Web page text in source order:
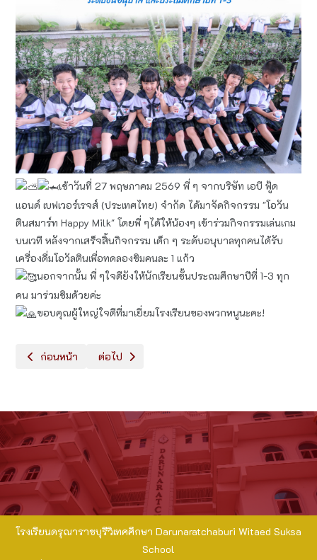
เช้าวันที่ 27 พฤษภาคม 2569 พี่ ๆ จากบริษัท เอบี ฟู้ด
แอนด์ เบฟเวอร์เรจส์ (ประเทศไทย) จำกัด ได้มาจัดกิจกรรม "โอวัน
ตินสมาร์ท Happy Milk" โดยพี่ ๆได้ให้น้องๆ เข้าร่วมกิจกรรมเล่นเกม
บนเวที หลังจากเสร็จสิ้นกิจกรรม เด็ก ๆ ระดับอนุบาลทุกคนได้รับ
เครื่องดื่มโอวัลตินเพื่อทดลองชิมคนละ 1 แก้ว
นอกจากนั้น พี่ ๆใจดียังให้นักเรียนชั้นประถมศึกษาปีที่ 1-3 ทุก
คน มาร่วมชิมด้วยค่ะ
ขอบคุณผู้ใหญ่ใจดีที่มาเยี่ยมโรงเรียนของพวกหนูนะคะ!
เนื้อหาก่อนหน้า: English is Fun! "Learning ABC Letters and
ก่อนหน้า เนื้อหาถัดไป: Let's learn English - "Penguin
ต่อไป
โรงเรียนดรุณาราชบุรีวิเทศศึกษา Darunaratchaburi Witaed Suksa
School